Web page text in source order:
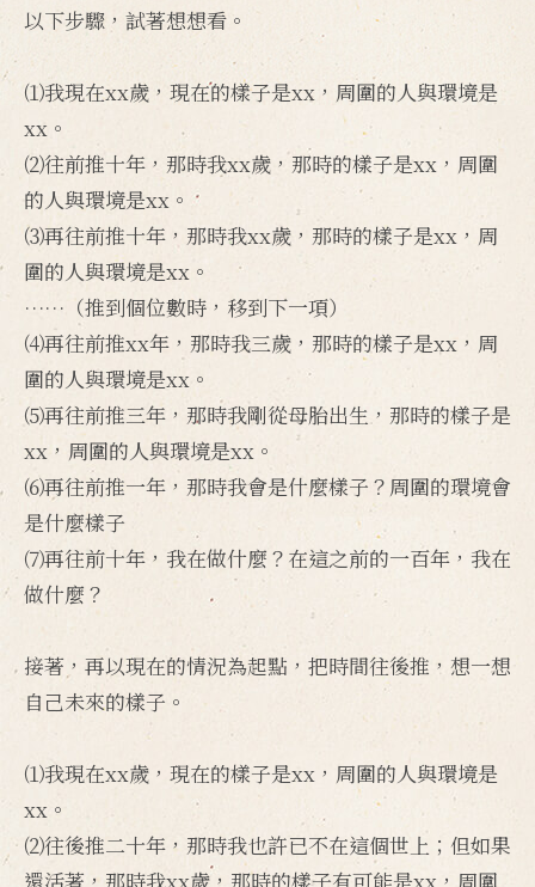
以下步驟，試著想想看。
⑴我現在xx歲，現在的樣子是xx，周圍的人與環境是
xx。
⑵往前推十年，那時我xx歲，那時的樣子是xx，周圍
的人與環境是xx。
⑶再往前推十年，那時我xx歲，那時的樣子是xx，周
圍的人與環境是xx。
……（推到個位數時，移到下一項）
⑷再往前推xx年，那時我三歲，那時的樣子是xx，周
圍的人與環境是xx。
⑸再往前推三年，那時我剛從母胎出生，那時的樣子是
xx，周圍的人與環境是xx。
⑹再往前推一年，那時我會是什麼樣子？周圍的環境會
是什麼樣子
⑺再往前十年，我在做什麼？在這之前的一百年，我在
做什麼？
接著，再以現在的情況為起點，把時間往後推，想一想
自己未來的樣子。
⑴我現在xx歲，現在的樣子是xx，周圍的人與環境是
xx。
⑵往後推二十年，那時我也許已不在這個世上；但如果
還活著，那時我xx歲，那時的樣子有可能是xx，周圍